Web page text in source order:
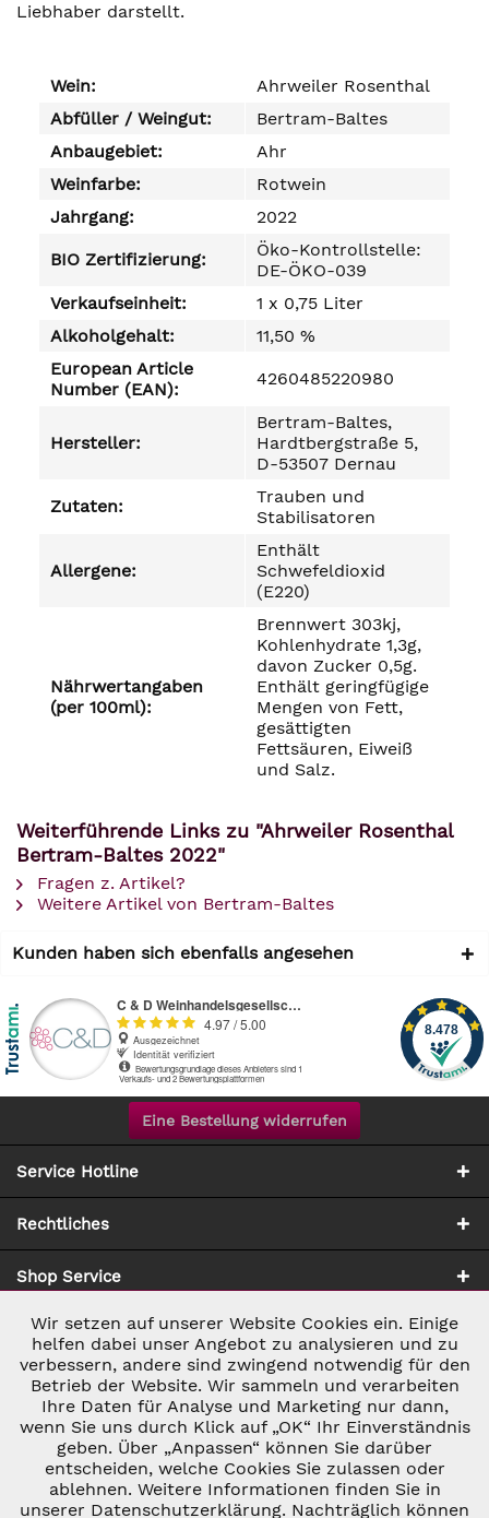
Liebhaber darstellt.
Wein:
Ahrweiler Rosenthal
Abfüller / Weingut:
Bertram-Baltes
Anbaugebiet:
Ahr
Weinfarbe:
Rotwein
Jahrgang:
2022
BIO Zertifizierung:
Öko-Kontrollstelle:
DE-ÖKO-039
Verkaufseinheit:
1 x 0,75 Liter
Alkoholgehalt:
11,50 %
European Article
Number (EAN):
4260485220980
Hersteller:
Bertram-Baltes,
Hardtbergstraße 5,
D-53507 Dernau
Zutaten:
Trauben und
Stabilisatoren
Allergene:
Enthält
Schwefeldioxid
(E220)
Nährwertangaben
(per 100ml):
Brennwert 303kj,
Kohlenhydrate 1,3g,
davon Zucker 0,5g.
Enthält geringfügige
Mengen von Fett,
gesättigten
Fettsäuren, Eiweiß
und Salz.
Weiterführende Links zu "Ahrweiler Rosenthal
Bertram-Baltes 2022"
Fragen z. Artikel?
Weitere Artikel von Bertram-Baltes
Kunden haben sich ebenfalls angesehen
Eine Bestellung widerrufen
Service Hotline
Rechtliches
Shop Service
Zahlung & Versand
* ALLE PREISE INKL. GESETZL. UMSATZSTEUER ZZGL.
VERSANDKOSTEN UND GGF. NACHNAHMEGEBÜHREN, WENN NICHT
Notwendig Aktiv
Marketing Inaktiv
Tracking Inaktiv
Wir setzen auf unserer Website Cookies ein. Einige
helfen dabei unser Angebot zu analysieren und zu
verbessern, andere sind zwingend notwendig für den
Betrieb der Website. Wir sammeln und verarbeiten
Ihre Daten für Analyse und Marketing nur dann,
wenn Sie uns durch Klick auf „OK“ Ihr Einverständnis
geben. Über „Anpassen“ können Sie darüber
entscheiden, welche Cookies Sie zulassen oder
ablehnen. Weitere Informationen finden Sie in
unserer Datenschutzerklärung. Nachträglich können